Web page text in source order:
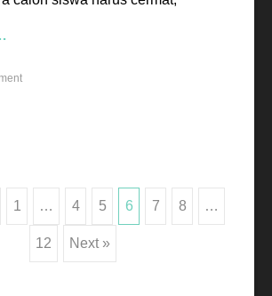
1 … 4 5 6 7 8 …
12 Next »